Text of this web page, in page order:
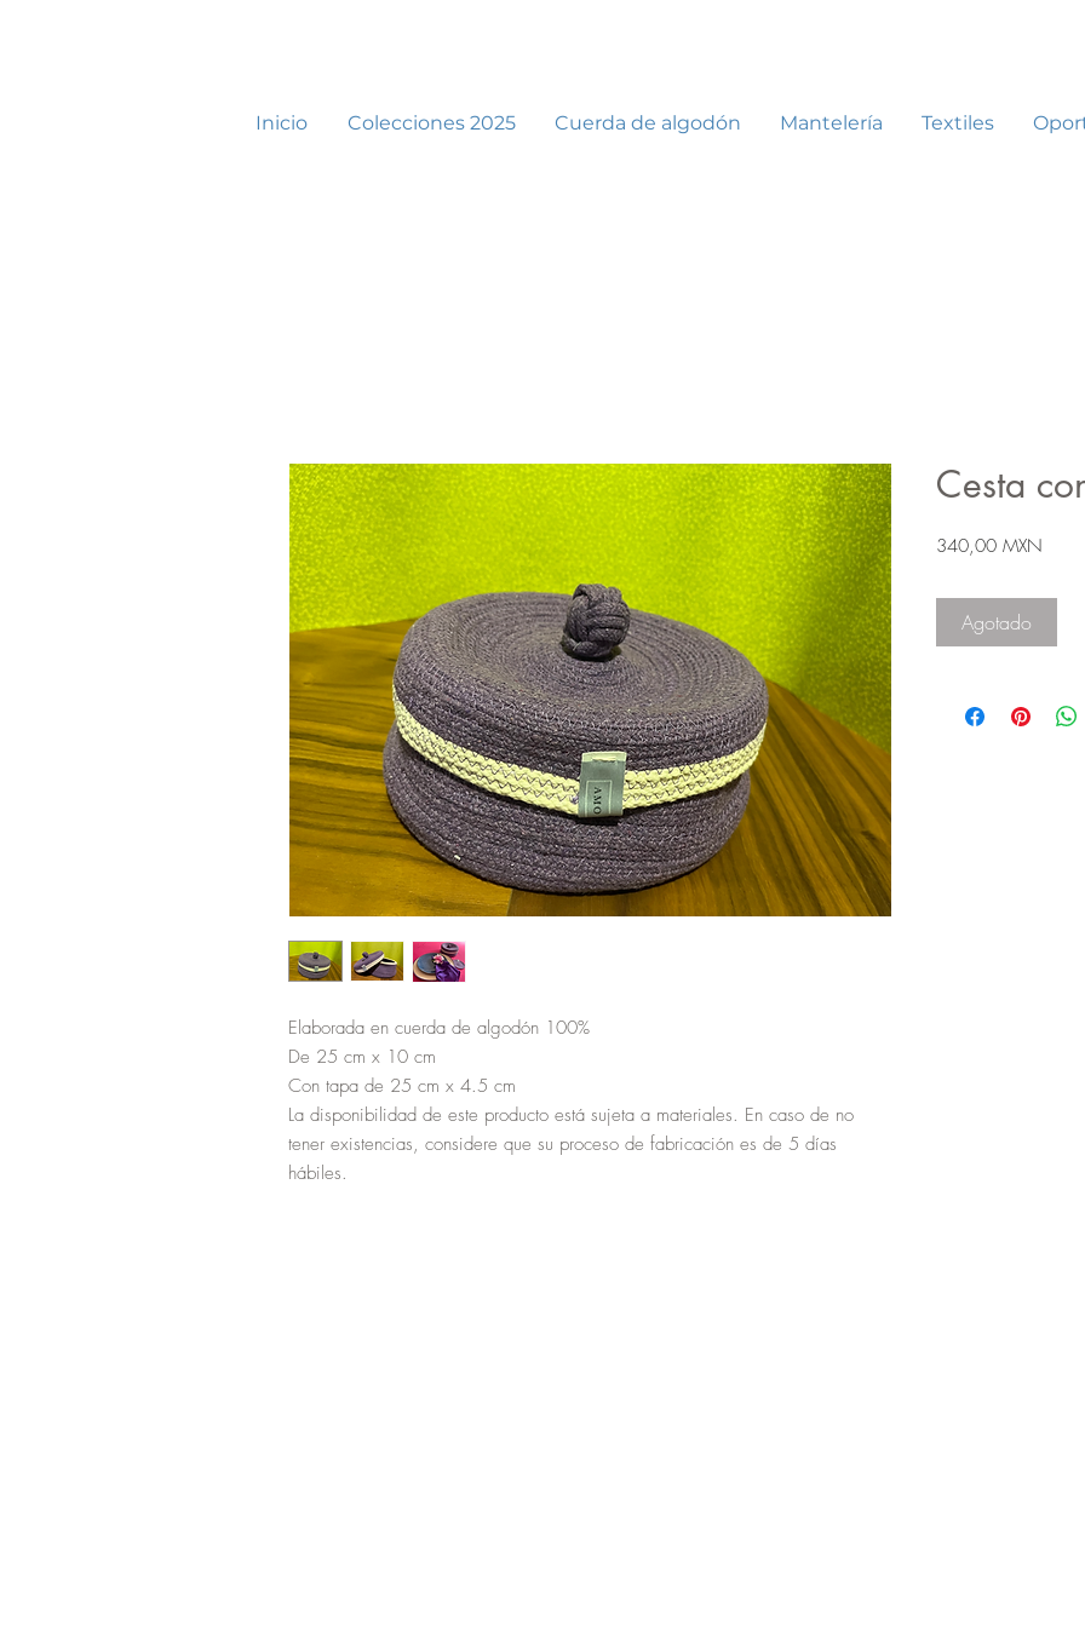
Inicio Colecciones 2025 Cuerda de algodón Mantelería Textiles
Elaborada en cuerda de algodón 100%
De 25 cm x 10 cm
Con tapa de 25 cm x 4.5 cm
La disponibilidad de este producto está sujeta a materiales. En caso de no
tener existencias, considere que su proceso de fabricación es de 5 días
hábiles.
Cesta
340,00 MXN
Agotado